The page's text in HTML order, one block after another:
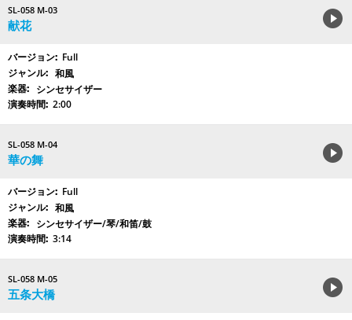
SL-058 M-03
献花
Full
和風
シンセサイザー
2:00
SL-058 M-04
華の舞
Full
和風
シンセサイザー/琴/和笛/鼓
3:14
SL-058 M-05
五条大橋